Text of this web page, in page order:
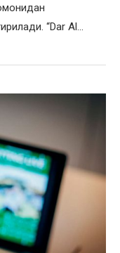
“Dar Al…